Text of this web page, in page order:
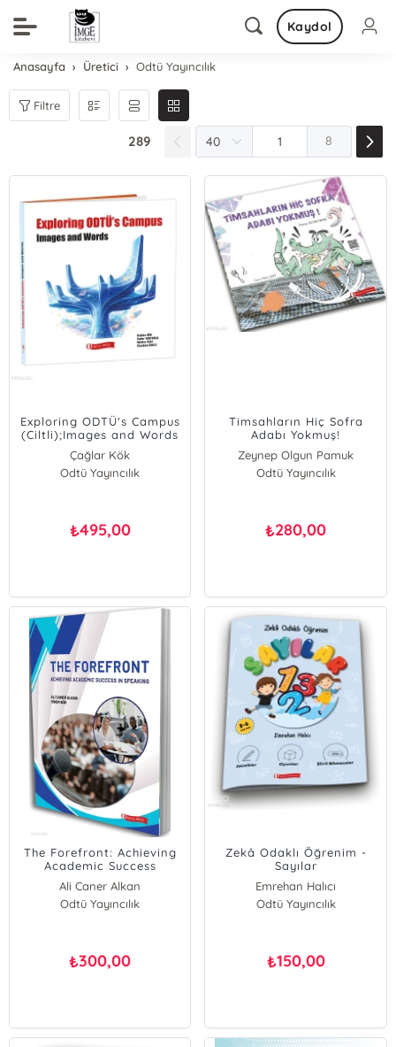
Kaydol
Anasayfa Üretici Odtü Yayıncılık
Filtre
289 8
Exploring ODTÜ's Campus
(Ciltli);Images and Words
Çağlar Kök
Odtü Yayıncılık
₺495,00
Timsahların Hiç Sofra
Adabı Yokmuş!
Zeynep Olgun Pamuk
Odtü Yayıncılık
₺280,00
The Forefront: Achieving
Academic Success
Ali Caner Alkan
Sinem Bür
Odtü Yayıncılık
₺300,00
Zekâ Odaklı Öğrenim -
Sayılar
Emrehan Halıcı
Odtü Yayıncılık
₺150,00